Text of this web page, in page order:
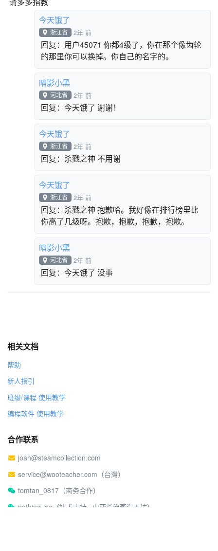
暗影小黑
2年 前
请多多指教
今天饿了
浙江省 2年 前
回复：用户45071 你都4级了，你在那个像齿轮
的那里你可以换掉。你自己的名字的。
暗影小黑
河北省 2年 前
回复：今天饿了 谢谢！
今天饿了
浙江省 2年 前
回复：杀戮之神 不用谢
今天饿了
浙江省 2年 前
回复：杀戮之神 抱歉哈。我好像在排行榜里比
你高了几级呀。抱歉，抱歉，抱歉，抱歉。
相关文档
帮助
新人指引
合作联系
joan@steamcollection.com